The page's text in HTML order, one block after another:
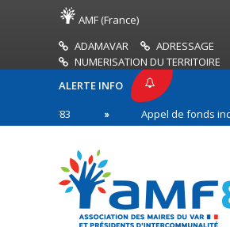
AMF (France)
ADAMAVAR
ADRESSAGE
NUMERISATION DU TERRITOIRE
ALERTE INFO
Appel de fonds
première ligne